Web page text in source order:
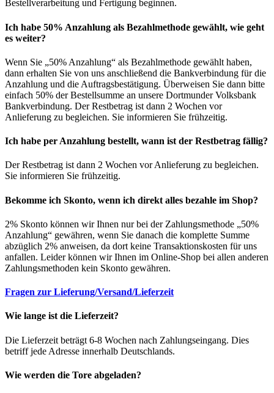
Bestellverarbeitung und Fertigung beginnen.
Ich habe 50% Anzahlung als Bezahlmethode gewählt, wie geht
es weiter?
Wenn Sie „50% Anzahlung“ als Bezahlmethode gewählt haben,
dann erhalten Sie von uns anschließend die Bankverbindung für die
Anzahlung und die Auftragsbestätigung. Überweisen Sie dann bitte
einfach 50% der Bestellsumme an unsere Dortmunder Volksbank
Bankverbindung. Der Restbetrag ist dann 2 Wochen vor
Anlieferung zu begleichen. Sie informieren Sie frühzeitig.
Ich habe per Anzahlung bestellt, wann ist der Restbetrag fällig?
Der Restbetrag ist dann 2 Wochen vor Anlieferung zu begleichen.
Sie informieren Sie frühzeitig.
Bekomme ich Skonto, wenn ich direkt alles bezahle im Shop?
2% Skonto können wir Ihnen nur bei der Zahlungsmethode „50%
Anzahlung“ gewähren, wenn Sie danach die komplette Summe
abzüglich 2% anweisen, da dort keine Transaktionskosten für uns
anfallen. Leider können wir Ihnen im Online-Shop bei allen anderen
Zahlungsmethoden kein Skonto gewähren.
Fragen zur Lieferung/Versand/Lieferzeit
Wie lange ist die Lieferzeit?
Die Lieferzeit beträgt 6-8 Wochen nach Zahlungseingang. Dies
betriff jede Adresse innerhalb Deutschlands.
Wie werden die Tore abgeladen?